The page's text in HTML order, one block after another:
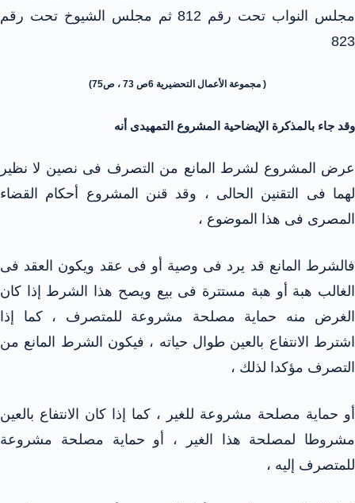
مجلس النواب تحت رقم 812 ثم مجلس الشيوخ تحت رقم
823
( مجموعة الأعمال التحضيرية 6ص 73 ، ص75)
وقد جاء بالمذكرة الإيضاحية المشروع التمهيدى أنه
عرض المشروع لشرط المانع من التصرف فى نصين لا نظير
لهما فى التقنين الحالى ، وقد قنن المشروع أحكام القضاء
المصرى فى هذا الموضوع ،
فالشرط المانع قد يرد فى وصية أو فى عقد ويكون العقد فى
الغالب هبة أو هبة مستترة فى بيع ويصح هذا الشرط إذا كان
الغرض منه حماية مصلحة مشروعة للمتصرف ، كما إذا
اشترط الانتفاع بالعين طوال حياته ، فيكون الشرط المانع من
التصرف مؤكدا لذلك ،
أو حماية مصلحة مشروعة للغير ، كما إذا كان الانتفاع بالعين
مشروطا لمصلحة هذا الغير ، أو حماية مصلحة مشروعة
للمتصرف إليه ،